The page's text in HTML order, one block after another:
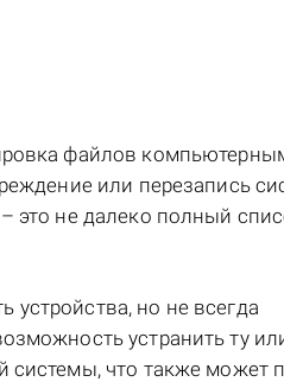
файлов
или перезапись
это не далеко полный
устройства, но не всегда
устранить ту
системы, что также может